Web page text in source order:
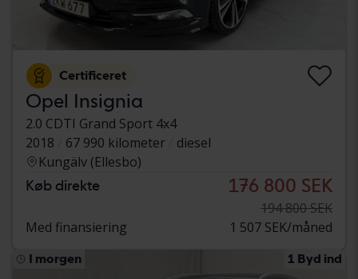
Certificeret
Opel Insignia
2.0 CDTI Grand Sport 4x4
2018
67 990 kilometer
diesel
Kungälv (Ellesbo)
Køb direkte 176 800 SEK
194 800 SEK
Med finansiering
1 507 SEK/måned
I morgen 1 Byd ind